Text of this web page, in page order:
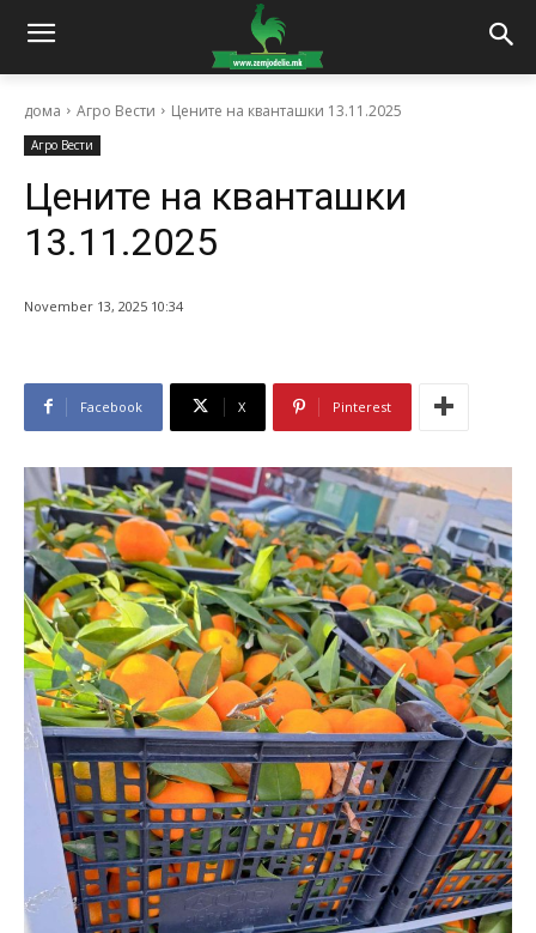
дома Агро Вести Цените на кванташки 13.11.2025
Агро Вести
Цените на кванташки
13.11.2025
November 13, 2025 10:34
Facebook X Pinterest